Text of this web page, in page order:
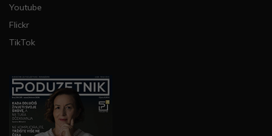
Youtube
Flickr
TikTok